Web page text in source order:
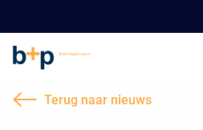
Terug naar nieuws